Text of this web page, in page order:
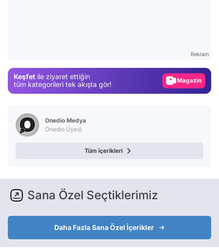
Reklam
Keşfet ile ziyaret ettiğin
tüm kategorileri tek akışta gör!
Video
Onedio Medya
Onedio Üyesi
Tüm içerikleri
Sana Özel Seçtiklerimiz
Daha Fazla Sana Özel İçerikler